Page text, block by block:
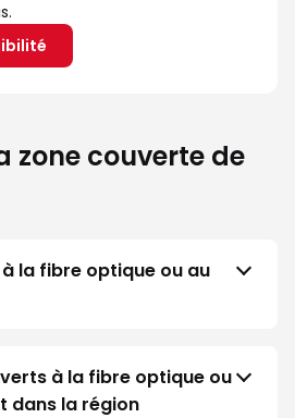
zone couverte de
la fibre optique ou au
à la fibre optique ou
dans la région